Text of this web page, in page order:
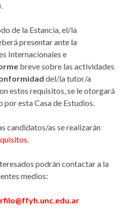
de la Estancia, el/la
presentar ante la
Internacionales e
breve sobre las actividades
del/la tutor/a
estos requisitos, se le otorgará
esta Casa de Estudios.
candidatos/as se realizarán
.
podrán contactar a la
medios: